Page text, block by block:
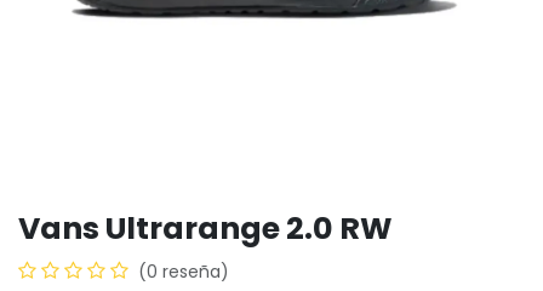
Vans Ultrarange 2.0 RW
(0 reseña)